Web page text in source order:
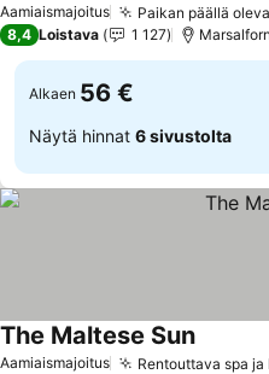
Aamiaismajoitus Paikan päällä
8,4 Loistava 1 127
Alkaen 56 €
Näytä hinnat 6 sivustolta
Aamiaismajoitus Rentouttava spa ja
The Maltese Sun